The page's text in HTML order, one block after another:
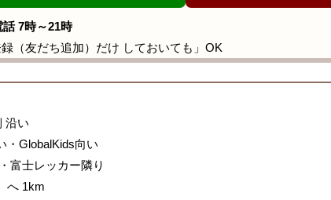
7時～21時
（友だち追加）だけ しておいても」OK
沿い
・GlobalKids向い
富士レッカー隣り
へ 1km